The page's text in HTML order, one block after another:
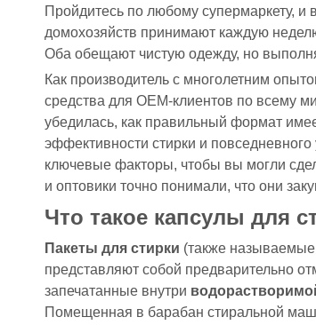
Пройдитесь по любому супермаркету,
домохозяйств принимают каждую
Оба обещают чистую одежду, но
Как производитель с многолетним
средства для OEM-клиентов по всему
убедилась, как правильный формат
эффективности стирки и
ключевые факторы, чтобы вы могли
и оптовики точно понимали, что они
Что такое капсулы для
Пакеты для стирки (также называемые
представляют собой предварительно
запечатанные внутри
Помещенная в барабан стиральной